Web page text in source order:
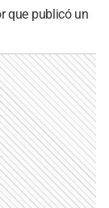
que publicó un